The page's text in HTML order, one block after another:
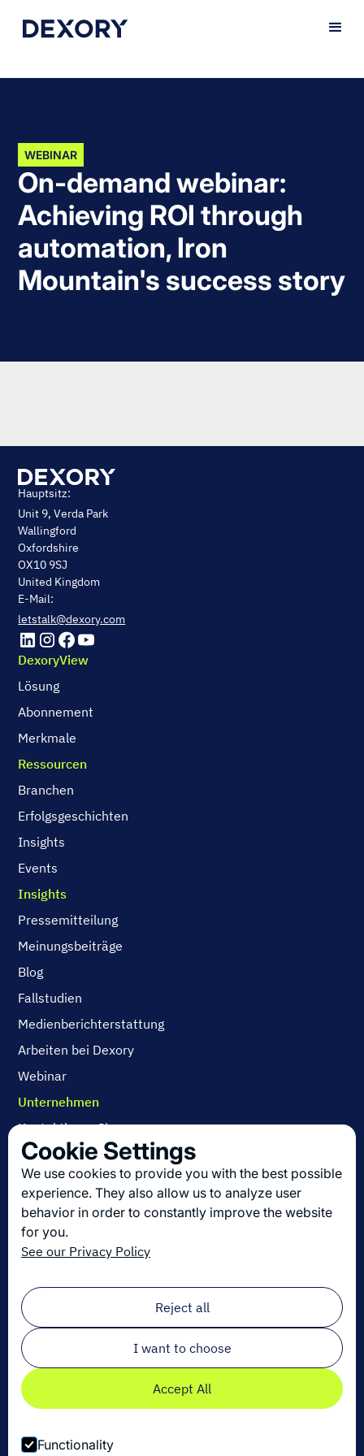
WEBINAR
On-demand webinar:
Achieving ROI through
automation, Iron
Mountain's success story
Hauptsitz:
Unit 9, Verda Park
Wallingford
Oxfordshire
OX10 9SJ
United Kingdom
E-Mail:
letstalk@dexory.com
DexoryView
Lösung
Abonnement
Merkmale
Ressourcen
Branchen
Erfolgsgeschichten
Insights
Events
Insights
Pressemitteilung
Meinungsbeiträge
Blog
Fallstudien
Medienberichterstattung
Arbeiten bei Dexory
Webinar
Unternehmen
Kontaktieren Sie uns
Über uns
Arbeiten bei Dexory
Die neuesten Innovationen in der Logistik
Melden Sie sich zu unserem Newsletter an!
Email*
Cookie Settings
We use cookies to provide you with the best possible
experience. They also allow us to analyze user
behavior in order to constantly improve the website
for you.
See our Privacy Policy
Reject all
I want to choose
Accept All
Functionality